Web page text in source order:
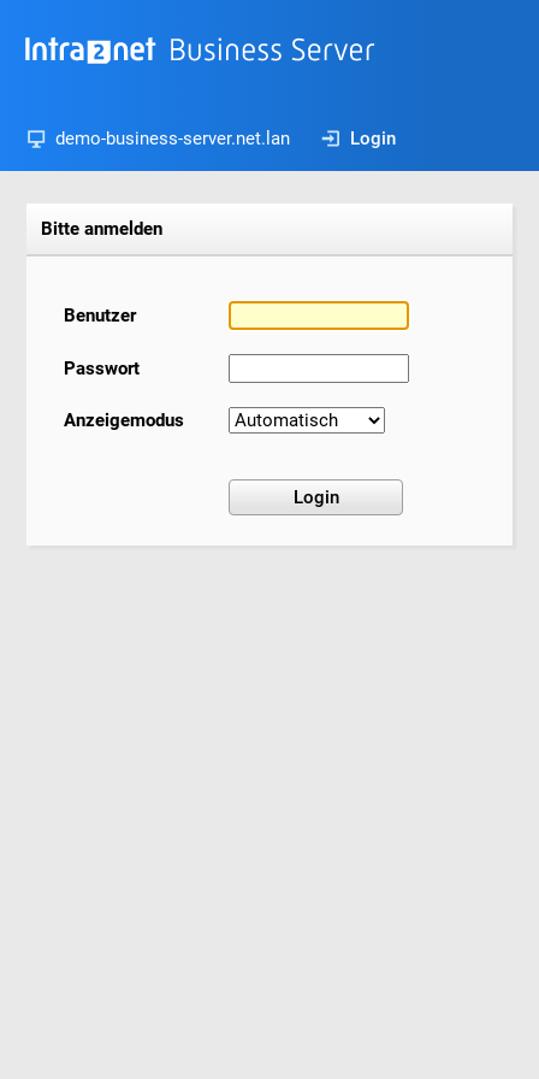
demo-business-server.net.lan Login
Bitte anmelden
Benutzer
Passwort
Anzeigemodus